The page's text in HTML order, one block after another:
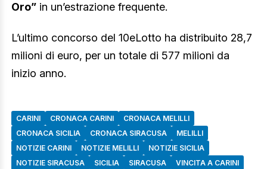
Oro” in un’estrazione frequente.
L’ultimo concorso del 10eLotto ha distribuito 28,7
milioni di euro, per un totale di 577 milioni da
inizio anno.
CARINI CRONACA CARINI
CRONACA MELILLI
CRONACA SICILIA
CRONACA SIRACUSA
MELILLI
NOTIZIE CARINI
NOTIZIE MELILLI
NOTIZIE SICILIA
NOTIZIE SIRACUSA
SICILIA SIRACUSA
VINCITA A CARINI